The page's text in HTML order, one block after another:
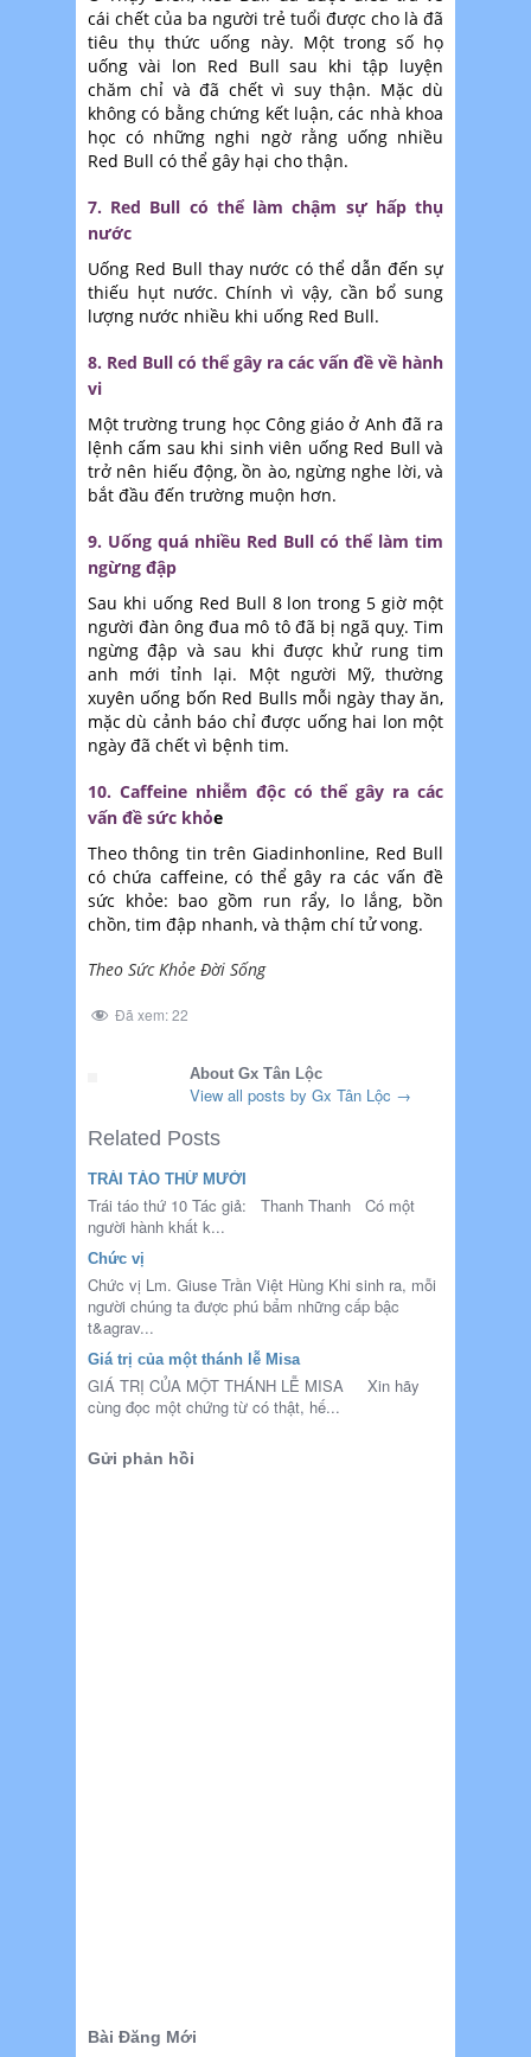
cái chết của ba người trẻ tuổi được cho là đã
tiêu thụ thức uống này. Một trong số họ
uống vài lon Red Bull sau khi tập luyện
chăm chỉ và đã chết vì suy thận. Mặc dù
không có bằng chứng kết luận, các nhà khoa
học có những nghi ngờ rằng uống nhiều
Red Bull có thể gây hại cho thận.
7. Red Bull có thể làm chậm sự hấp thụ
nước
Uống Red Bull thay nước có thể dẫn đến sự
thiếu hụt nước. Chính vì vậy, cần bổ sung
lượng nước nhiều khi uống Red Bull.
8. Red Bull có thể gây ra các vấn đề về hành
vi
Một trường trung học Công giáo ở Anh đã ra
lệnh cấm sau khi sinh viên uống Red Bull và
trở nên hiếu động, ồn ào, ngừng nghe lời, và
bắt đầu đến trường muộn hơn.
9. Uống quá nhiều Red Bull có thể làm tim
ngừng đập
Sau khi uống Red Bull 8 lon trong 5 giờ một
người đàn ông đua mô tô đã bị ngã quỵ. Tim
ngừng đập và sau khi được khử rung tim
anh mới tỉnh lại. Một người Mỹ, thường
xuyên uống bốn Red Bulls mỗi ngày thay ăn,
mặc dù cảnh báo chỉ được uống hai lon một
ngày đã chết vì bệnh tim.
10. Caffeine nhiễm độc có thể gây ra các
vấn đề sức khỏe
Theo thông tin trên Giadinhonline, Red Bull
có chứa caffeine, có thể gây ra các vấn đề
sức khỏe: bao gồm run rẩy, lo lắng, bồn
chồn, tim đập nhanh, và thậm chí tử vong.
Theo Sức Khỏe Đời Sống
Đã xem:22
About Gx Tân Lộc
View all posts by Gx Tân Lộc →
Related Posts
TRÁI TÁO THỨ MƯỜI
Trái táo thứ 10 Tác giả: Thanh Thanh Có một
người hành khất k...
Chức vị
Chức vị Lm. Giuse Trần Việt Hùng Khi sinh ra, mỗi
người chúng ta được phú bẩm những cấp bậc
t&agrav...
Giá trị của một thánh lễ Misa
GIÁ TRỊ CỦA MỘT THÁNH LỄ MISA Xin hãy
cùng đọc một chứng từ có thật, hế...
Gửi phản hồi
Bài Đăng Mới